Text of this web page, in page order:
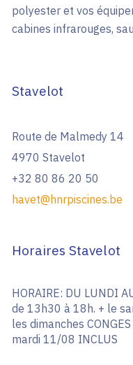
polyester et vos
cabines infrarouges,
Stavelot
Route de Malmedy 14
4970 Stavelot
+32 80 86 20 50
havet@hnrpiscines.be
Horaires Stavelot
HORAIRE: DU LUNDI
de 13h30 à 18h. + le
les dimanches
mardi 11/08 INCLUS